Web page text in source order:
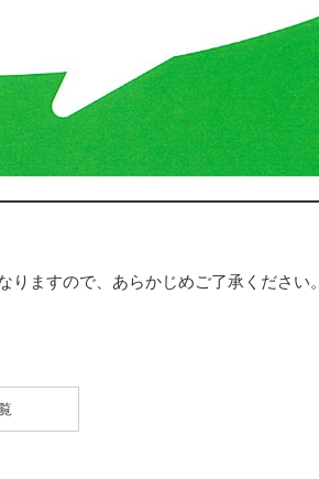
ますので、あらかじめご了承ください。